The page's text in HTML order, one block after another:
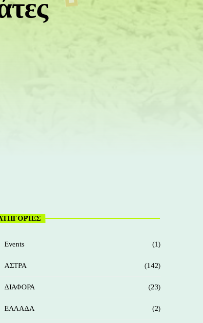
Events (1)
ΑΣΤΡΑ (142)
ΔΙΑΦΟΡΑ (23)
ΕΛΛΑΔΑ (2)